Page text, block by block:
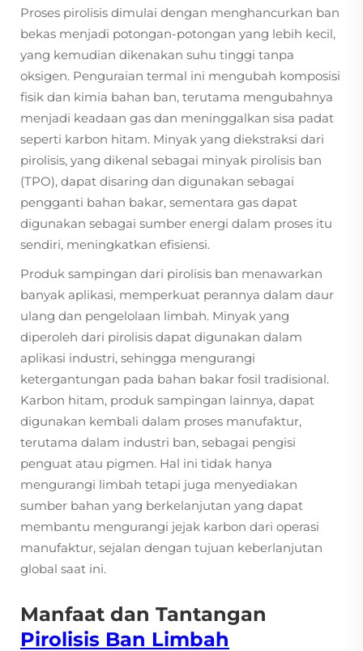
Proses pirolisis dimulai dengan menghancurkan ban
bekas menjadi potongan-potongan yang lebih kecil,
yang kemudian dikenakan suhu tinggi tanpa
oksigen. Penguraian termal ini mengubah komposisi
fisik dan kimia bahan ban, terutama mengubahnya
menjadi keadaan gas dan meninggalkan sisa padat
seperti karbon hitam. Minyak yang diekstraksi dari
pirolisis, yang dikenal sebagai minyak pirolisis ban
(TPO), dapat disaring dan digunakan sebagai
pengganti bahan bakar, sementara gas dapat
digunakan sebagai sumber energi dalam proses itu
sendiri, meningkatkan efisiensi.
Produk sampingan dari pirolisis ban menawarkan
banyak aplikasi, memperkuat perannya dalam daur
ulang dan pengelolaan limbah. Minyak yang
diperoleh dari pirolisis dapat digunakan dalam
aplikasi industri, sehingga mengurangi
ketergantungan pada bahan bakar fosil tradisional.
Karbon hitam, produk sampingan lainnya, dapat
digunakan kembali dalam proses manufaktur,
terutama dalam industri ban, sebagai pengisi
penguat atau pigmen. Hal ini tidak hanya
mengurangi limbah tetapi juga menyediakan
sumber bahan yang berkelanjutan yang dapat
membantu mengurangi jejak karbon dari operasi
manufaktur, sejalan dengan tujuan keberlanjutan
global saat ini.
Manfaat dan Tantangan
Pirolisis Ban Limbah